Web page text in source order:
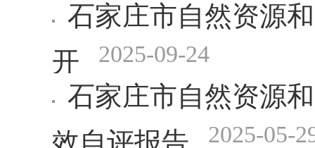
石家庄市自然资源
开 2025-09-24
石家庄市自然资源
效自评报告 2025-05-